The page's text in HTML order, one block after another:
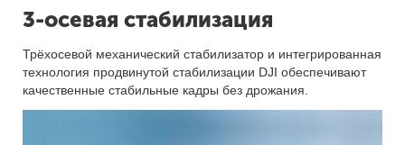
3-осевая стабилизация
Трёхосевой механический стабилизатор и интегрированная
технология продвинутой стабилизации DJI обеспечивают
качественные стабильные кадры без дрожания.